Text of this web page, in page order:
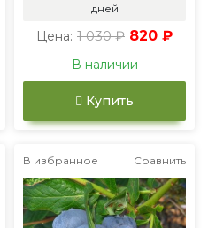
дней
Цена: 1 030 ₽ 820 ₽
В наличии
Купить
В избранное Сравнить